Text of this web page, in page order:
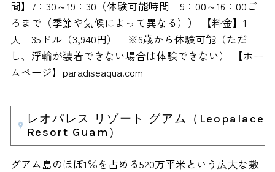
間】7：30～19：30（体験可能時間 9：00～16：00ご
ろまで（季節や気候によって異なる）） 【料金】1
人 35ドル（3,940円） ※6歳から体験可能（ただ
し、浮輪が装着できない場合は体験できない） 【ホー
ムページ】paradiseaqua.com
レオパレス リゾート グアム（Leopalace
Resort Guam）
グアム島のほぼ1％を占める520万平米という広大な敷